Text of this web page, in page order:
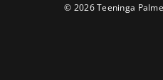
© 2026 Teeninga